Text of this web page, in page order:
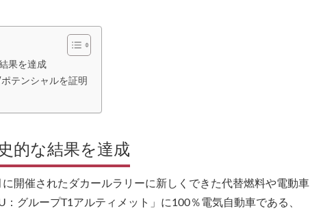
果を達成
テンシャルを証明
的な結果を達成
開催されたダカールラリーに新しくできた代替燃料や電動車
：グループT1アルティメット」に100％電気自動車である、